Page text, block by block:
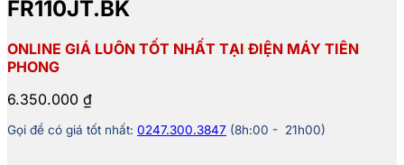
FR110JT.BK
ONLINE GIÁ LUÔN TỐT NHẤT TẠI ĐIỆN MÁY TIÊN
PHONG
6.350.000 ₫
Gọi để có giá tốt nhất: 0247.300.3847 (8h:00 - 21h00)